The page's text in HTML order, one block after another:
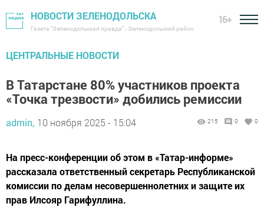
НОВОСТИ ЗЕЛЕНОДОЛЬСКА
Газета "Зеленодольская правда" - Зеленодольский район
16+
ЦЕНТРАЛЬНЫЕ НОВОСТИ
В Татарстане 80% участников проекта
«Точка трезвости» добились ремиссии
admin, 10 ноября 2025 - 15:04 215 0 0
На пресс-конференции об этом в «Татар-информе»
рассказала ответственный секретарь Республиканской
комиссии по делам несовершеннолетних и защите их
прав Илсояр Гарифуллина.